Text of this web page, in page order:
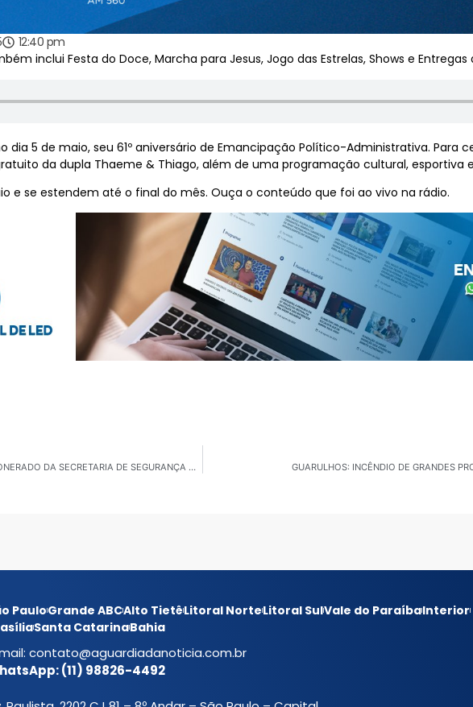
12:40 pm
inclui Festa do Doce, Marcha para Jesus, Jogo das Estrelas, Shows e Entregas
5 de maio, seu 61º aniversário de Emancipação Político-Administrativa. Para
da dupla Thaeme & Thiago, além de uma programação cultural, esportiva
e se estendem até o final do mês. Ouça o conteúdo que foi ao vivo na rádio.
POÁ: VICE-PREFEITO DR. ELIARDO JORDÃO É EXONERADO DA SECRETARIA DE SEGURANÇA DE POÁ GUARULHOS: INCÊNDIO DE GRANDES
PauloGrande ABCAlto TietêLitoral NorteLitoral SulVale do ParaíbaInterior
Santa CatarinaBahia
contato@aguardiadanoticia.com.br
(11) 98826-4492